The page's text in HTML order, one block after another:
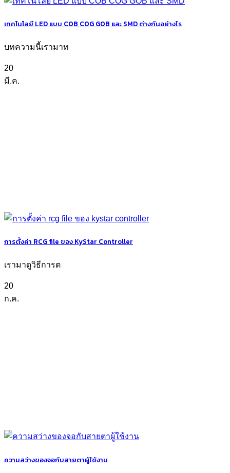
เทคโนโลยี LED แบบ COB COG GOB และ SMD ต่างกันอย่างไร
บทความนี้เรามาท
20
มี.ค.
การตั้งค่า RCG file ของ KyStar Controller
เรามาดูวิธีการต
20
ก.ค.
ความสว่างของจอกับสายตาผู้ใช้งาน